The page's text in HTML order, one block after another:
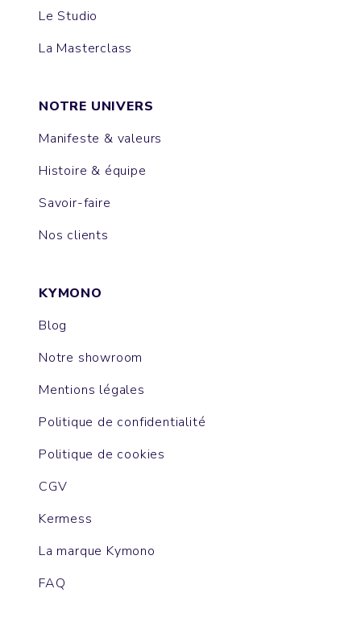
Le Studio
La Masterclass
NOTRE UNIVERS
Manifeste & valeurs
Histoire & équipe
Savoir-faire
Nos clients
KYMONO
Blog
Notre showroom
Mentions légales
Politique de confidentialité
Politique de cookies
CGV
Kermess
La marque Kymono
FAQ